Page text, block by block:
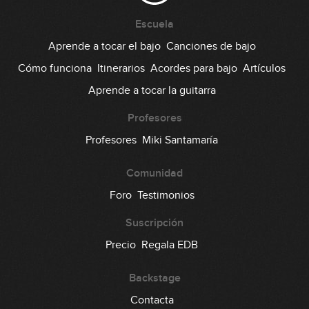
08:59
Maj7
Uso avanzado según la tonalidad
(práctica)
Escuela
Aprende a tocar el bajo Canciones de bajo
Cómo funciona Itinerarios Acordes para bajo Artículos
Aprende a tocar la guitarra
Profesores
Profesores Miki Santamaría
Comunidad
Foro Testimonios
Suscripción
Precio Regala EDB
Backstage
Contacta